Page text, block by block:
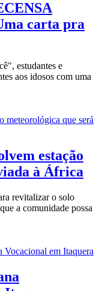
carta pra
estudantes e
aos idosos com uma
estação
à África
revitalizar o solo
a comunidade possa